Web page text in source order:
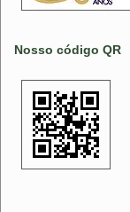
Nosso código QR